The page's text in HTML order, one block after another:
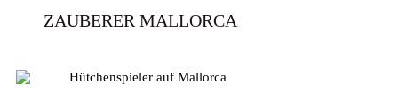
ZAUBERER MALLORCA